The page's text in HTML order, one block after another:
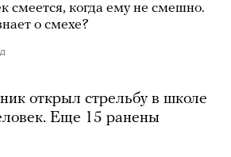
смеется, когда ему не смешно.
о смехе?
открыл стрельбу в школе
Еще 15 ранены